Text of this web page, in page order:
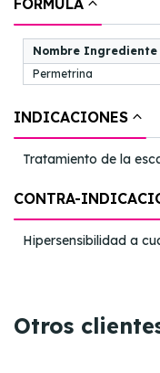
FÓRMULA
Nombre Ingrediente
Permetrina
INDICACIONES
Tratamiento de la
CONTRA-
Hipersensibilidad a
Otros